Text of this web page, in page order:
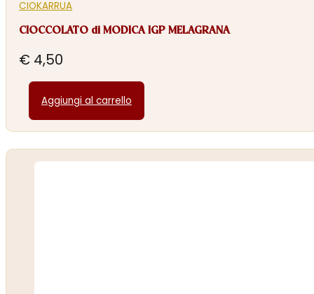
CIOKARRUA
CIOCCOLATO di MODICA IGP MELAGRANA
€ 4,50
Aggiungi al carrello